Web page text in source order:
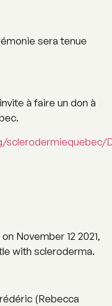
sera tenue
à faire un don à
sclerodermiequebec/
November 12 2021,
with scleroderma.
(Rebecca